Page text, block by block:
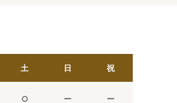
土 日 祝
○ ー ー